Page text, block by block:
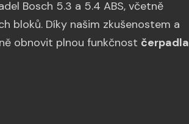
Bosch 5.3 a 5.4 ABS, včetně
bloků. Díky našim zkušenostem a
obnovit plnou funkčnost čerpadla